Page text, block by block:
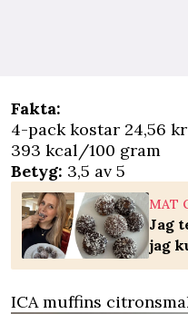
Fakta:
4-pack kostar 24,56
393 kcal/100 gram
Betyg: 3,5 av 5
MAT
Jag
jag
ICA muffins